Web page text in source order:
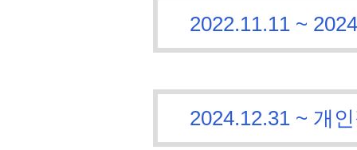
2022.11.11 ~
2024.12.31 ~ 개